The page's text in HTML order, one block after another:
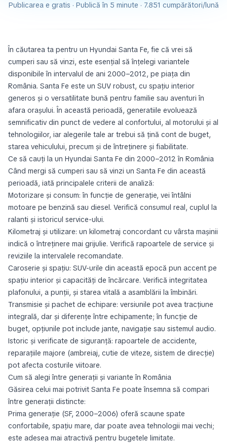
Publicarea e gratis · Publică în 5 minute · 7.851 cumpărători/lună
În căutarea ta pentru un Hyundai Santa Fe, fie că vrei să
cumperi sau să vinzi, este esențial să înțelegi variantele
disponibile în intervalul de ani 2000–2012, pe piața din
România. Santa Fe este un SUV robust, cu spațiu interior
generos și o versatilitate bună pentru familie sau aventuri în
afara orașului. În această perioadă, generatiile evoluează
semnificativ din punct de vedere al confortului, al motorului și al
tehnologiilor, iar alegerile tale ar trebui să țină cont de buget,
starea vehiculului, precum și de întreținere și fiabilitate.
Ce să cauți la un Hyundai Santa Fe din 2000–2012 în România
Când mergi să cumperi sau să vinzi un Santa Fe din această
perioadă, iată principalele criterii de analiză:
Motorizare și consum: în funcție de generație, vei întâlni
motoare pe benzină sau diesel. Verifică consumul real, cuplul la
ralanti și istoricul service-ului.
Kilometraj și utilizare: un kilometraj concordant cu vârsta mașinii
indică o întreținere mai grijulie. Verifică rapoartele de service și
reviziile la intervalele recomandate.
Caroserie și spațiu: SUV-urile din această epocă pun accent pe
spațiu interior și capacități de încărcare. Verifică integritatea
plafonului, a punții, și starea vitală a asamblării la îmbinări.
Transmisie și pachet de echipare: versiunile pot avea tracțiune
integrală, dar și diferențe între echipamente; în funcție de
buget, opțiunile pot include jante, navigație sau sistemul audio.
Istoric și verificate de siguranță: rapoartele de accidente,
reparațiile majore (ambreiaj, cutie de viteze, sistem de direcție)
pot afecta costurile viitoare.
Cum să alegi între generații și variante în România
Găsirea celui mai potrivit Santa Fe poate însemna să compari
între generații distincte:
Prima generație (SF, 2000–2006) oferă scaune spate
confortabile, spațiu mare, dar poate avea tehnologii mai vechi;
este adesea mai atractivă pentru bugetele limitate.